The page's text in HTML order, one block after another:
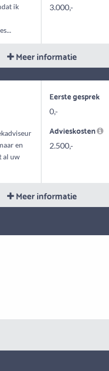
ik
3.000,-
Meer informatie
en
al uw
Eerste gesprek
0,-
Advieskosten
2.500,-
Meer informatie